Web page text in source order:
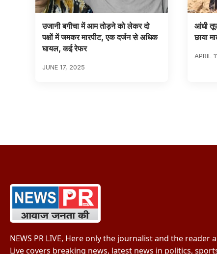
उजानी बगीचा में आम तोड़ने को लेकर दो
पक्षों में जमकर मारपीट, एक दर्जन से अधिक
घायल, कई रेफर
JUNE 17, 2025
आंधी
छाया
APRIL
NEWS PR LIVE, Here only the journalist and the reader
Live covers breaking news, latest news in politics,